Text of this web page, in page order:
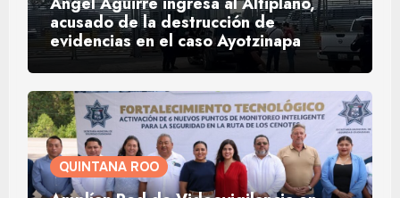
acusado de la destrucción de
evidencias en el caso Ayotzinapa
QUINTANA ROO